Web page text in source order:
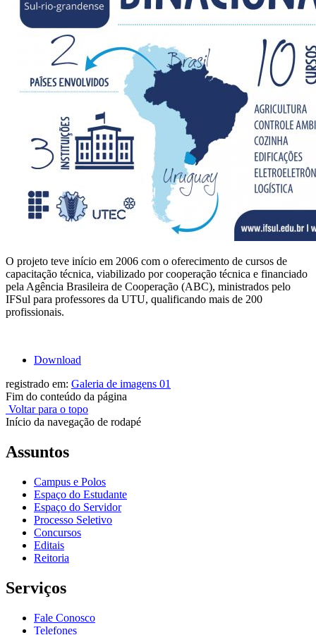
O projeto teve início em 2006 com o oferecimento de cursos de
capacitação técnica, viabilizado por cooperação técnica e financiado
pela Agência Brasileira de Cooperação (ABC), ministrados pelo
IFSul para professores da UTU, qualificando mais de 200
profissionais.
Download
registrado em: Galeria de imagens 01
Fim do conteúdo da página
Voltar para o topo
Início da navegação de rodapé
Assuntos
Campus e Polos
Espaço do Estudante
Espaço do Servidor
Processo Seletivo
Concursos
Editais
Reitoria
Serviços
Fale Conosco
Telefones